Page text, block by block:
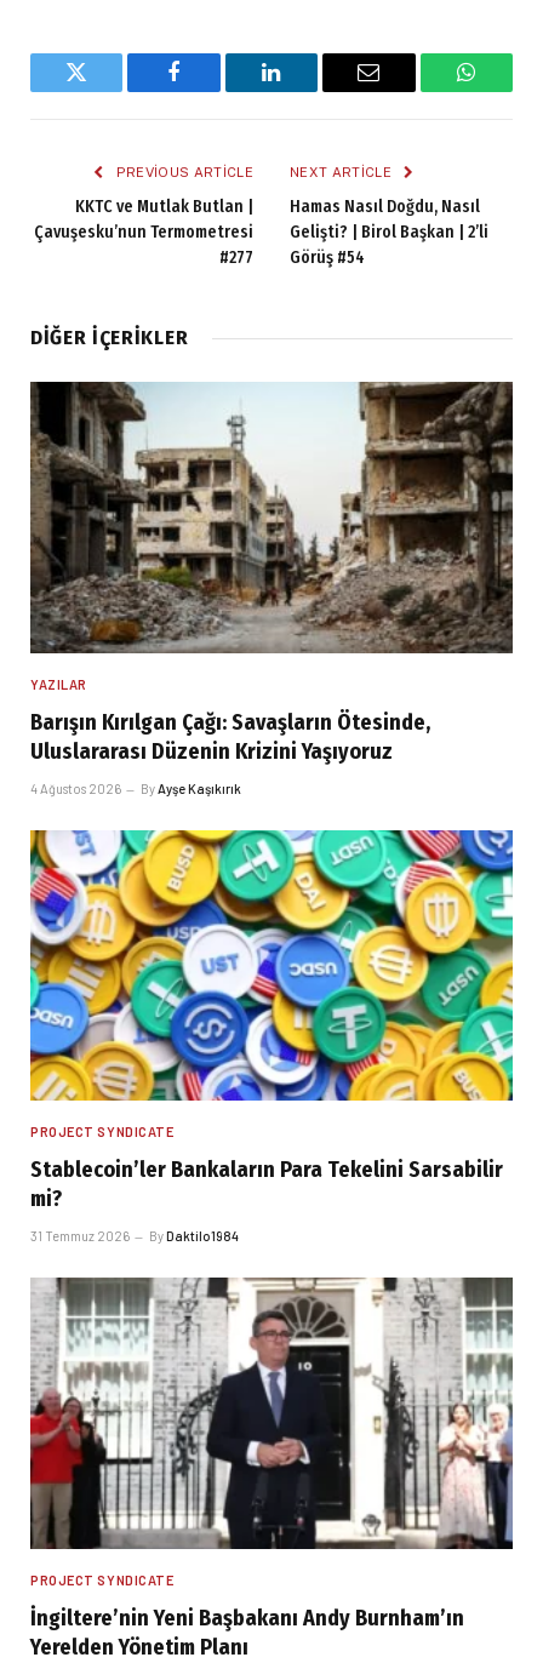
Twitter Facebook LinkedIn Email
PREVIOUS ARTICLE
KKTC ve Mutlak Butlan |
Çavuşesku’nun Termometresi
#277
NEXT ARTICLE
Hamas Nasıl Doğdu, Nasıl
Gelişti? | Birol Başkan | 2’li
Görüş #54
DIĞER İÇERIKLER
YAZILAR
Barışın Kırılgan Çağı: Savaşların Ötesinde,
Uluslararası Düzenin Krizini Yaşıyoruz
4 Ağustos 2026 By Ayşe Kaşıkırık
PROJECT SYNDICATE
Stablecoin’ler Bankaların Para Tekelini Sarsabilir
mi?
31 Temmuz 2026 ByDaktilo1984
PROJECT SYNDICATE
İngiltere’nin Yeni Başbakanı Andy Burnham’ın
Yerelden Yönetim Planı